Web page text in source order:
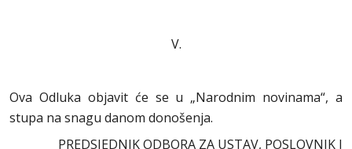
V.
Ova Odluka objavit će se u „Narodnim novinama“, a
stupa na snagu danom donošenja.
PREDSJEDNIK ODBORA ZA USTAV, POSLOVNIK I